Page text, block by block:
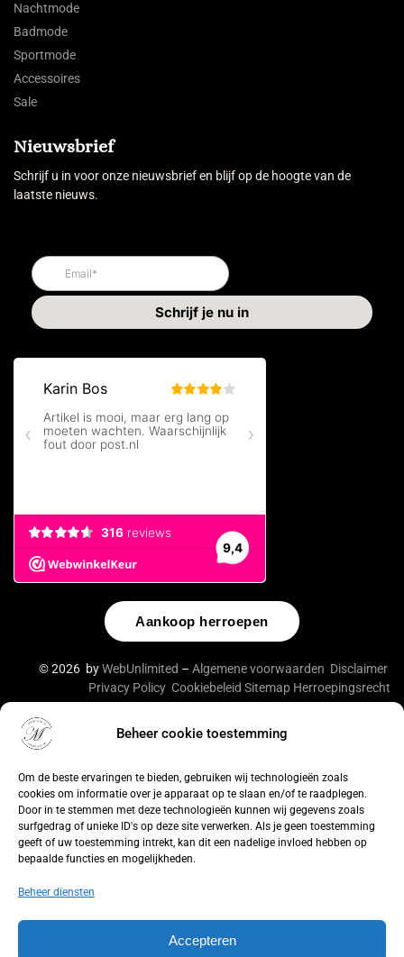
Beheer cookie toestemming
Om de beste ervaringen te bieden, gebruiken wij technologieën zoals
cookies om informatie over je apparaat op te slaan en/of te raadplegen.
Door in te stemmen met deze technologieën kunnen wij gegevens zoals
surfgedrag of unieke ID's op deze site verwerken. Als je geen toestemming
geeft of uw toestemming intrekt, kan dit een nadelige invloed hebben op
bepaalde functies en mogelijkheden.
Beheer diensten
Accepteren
Nachtmode
Badmode
Sportmode
Accessoires
Sale
Nieuwsbrief
Schrijf u in voor onze nieuwsbrief en blijf op de hoogte van de
laatste nieuws.
Aankoop herroepen
© 2026 byWebUnlimited – Algemene voorwaarden Disclaimer
Privacy Policy Cookiebeleid Sitemap Herroepingsrecht
De waardering van lingeriebym.nl/ bij
WebwinkelKeur